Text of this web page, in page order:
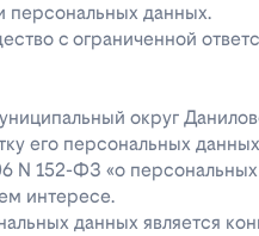
персональных данных.
с ограниченной
округ
его персональных
N 152-ФЗ «о
интересе.
данных является